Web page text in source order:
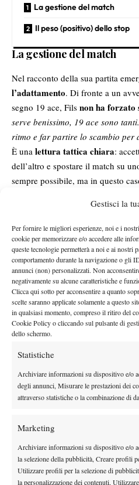
Gestisci la
Per fornire le migliori esperienze, noi e i
cookie per memorizzare e/o accedere alle
queste tecnologie permetterà a noi e ai nostri
comportamento durante la navigazione o gli
annunci (non) personalizzati. Non
negativamente su alcune caratteristiche e
Clicca qui sotto per acconsentire a quanto
scelte saranno applicate solamente a questo
in qualsiasi momento, compreso il ritiro del
Cookie Policy o cliccando sul pulsante di
dello schermo.
Statistiche
Archiviare informazioni su dispositivo e/o
degli annunci, Misurare le prestazioni dei
attraverso statistiche o la combinazione di
Marketing
Archiviare informazioni su dispositivo e/o
la selezione della pubblicità, Creare profili
Utilizzare profili per la selezione di
la personalizzazione dei contenuti,
La gestione del match
Il peso (positivo) dello stop
La gestione del match
Nel racconto della sua partita
l’adattamento. Di fronte a un
segno 19 ace, Fils non ha forzato
serve benissimo, 19 ace sono
ritmo e far partire lo scambio per
È una lettura tattica chiara:
dell’altro e spostare il match su
sempre possibile, ma in questo
Ho vintoi punti più
differenza”.
Il riferimento al match con
ulteriore livello di lettura. “Avevo
qualsiasi cosae non sbagliare mai
descrizione diuno stato di forma
percepisce il controllo completo
costruiscono in un giorno, ma
condizione si allineano.
lontano dal tour. “Stare fuori
sono concentrato a migliorarmi
percorso, ha permesso a Fils di
dispersivo.
Il ricordo dello scorso anno